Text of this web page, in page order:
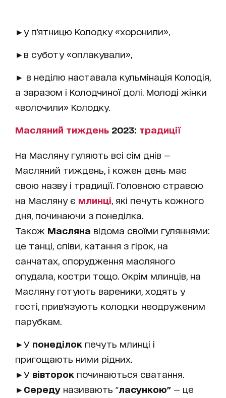
►у п'ятницю Колодку «хоронили»,
►в суботу «оплакували»,
► в неділю наставала кульмінація Колодія,
а заразом і Колодчиної долі. Молоді жінки
«волочили» Колодку.
Масляний тиждень 2023: традиції
На Масляну гуляють всі сім днів —
Масляний тиждень, і кожен день має
свою назву і традиції. Головною стравою
на Масляну є млинці , які печуть кожного
дня, починаючи з понеділка.
Також Масляна відома своїми гуляннями:
це танці, співи, катання з гірок, на
санчатах, спорудження масляного
опудала, костри тощо. Окрім млинців, на
Масляну готують вареники, ходять у
гості, прив'язують колодки неодруженим
парубкам.
►У понеділок печуть млинці і
пригощають ними рідних.
►У вівторок починаються сватання.
► Середу називають "ласункою" — це